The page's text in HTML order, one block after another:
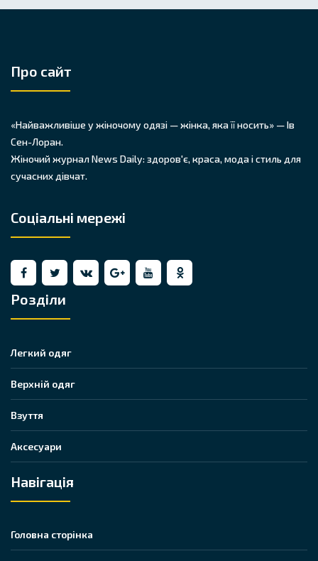
Про сайт
«Найважливіше у жіночому одязі — жінка, яка її носить» — Ів
Сен-Лоран.
Жіночий журнал News Daily: здоров'є, краса, мода і стиль для
сучасних дівчат.
Соціальні мережі
Розділи
Легкий одяг
Верхній одяг
Взуття
Аксесуари
Навігація
Головна сторінка